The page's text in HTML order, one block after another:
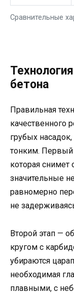
Сравнительные
бетона
Правильная
качественного
грубых
тонким. Первый
которая
значительные
равномерно
не
Второй этап —
кругом с
убираются
необходимая
плавными, с